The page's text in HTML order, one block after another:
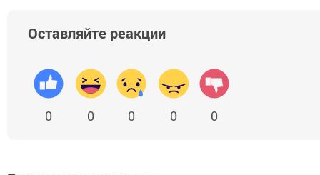
Оставляйте реакции
0 0 0 0 0